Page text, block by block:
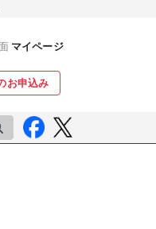
マイページ
お申込み
索